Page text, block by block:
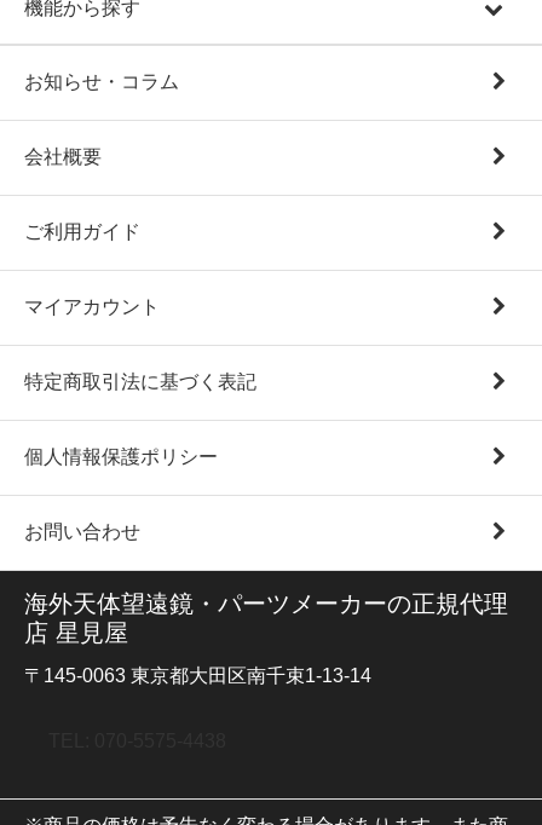
機能から探す
お知らせ・コラム
会社概要
ご利用ガイド
マイアカウント
特定商取引法に基づく表記
個人情報保護ポリシー
お問い合わせ
海外天体望遠鏡・パーツメーカーの正規代理
店 星見屋
〒145-0063 東京都大田区南千束1-13-14